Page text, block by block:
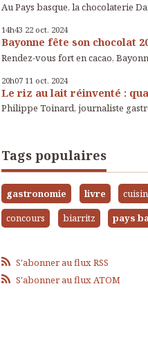
Au Pays basque, la chocolaterie
14h43 22 oct. 2024
Bayonne fête son chocolat
Rendez-vous fort en cacao,
20h07 11 oct. 2024
Le riz au lait réinventé :
Philippe Toinard, journaliste
Tags populaires
gastronomie livre
concours
biarritz pays
S'abonner au flux RSS
S'abonner au flux ATOM